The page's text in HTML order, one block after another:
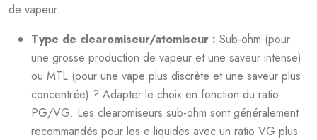
de vapeur.
Type de clearomiseur/atomiseur : Sub-ohm (pour
une grosse production de vapeur et une saveur intense)
ou MTL (pour une vape plus discrète et une saveur plus
concentrée) ? Adapter le choix en fonction du ratio
PG/VG. Les clearomiseurs sub-ohm sont généralement
recommandés pour les e-liquides avec un ratio VG plus